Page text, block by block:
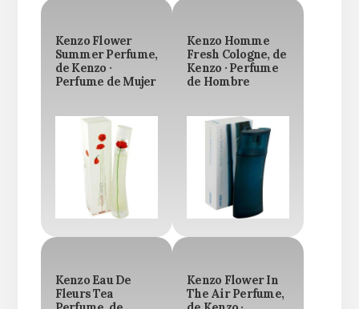
Kenzo Flower
Summer Perfume,
de Kenzo ·
Perfume de Mujer
Kenzo Homme
Fresh Cologne, de
Kenzo · Perfume
de Hombre
Kenzo Eau De
Fleurs Tea
Kenzo Flower In
The Air Perfume,